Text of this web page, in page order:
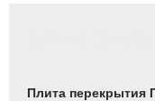
Плита перекрытия